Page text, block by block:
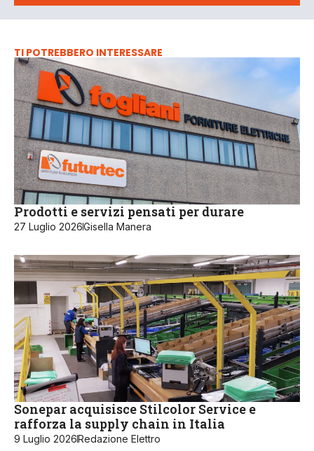
TI POTREBBERO INTERESSARE
Prodotti e servizi pensati per durare
27 Luglio 2026Gisella Manera
Sonepar acquisisce Stilcolor Service e
rafforza la supply chain in Italia
9 Luglio 2026Redazione Elettro